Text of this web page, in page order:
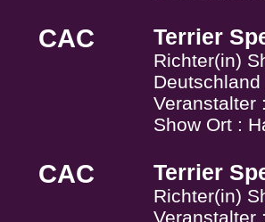
CAC Terrier
Richter(in)
Deutschland
Veranstalter
Show Ort :
CAC Terrier
Richter(in)
Veranstalter